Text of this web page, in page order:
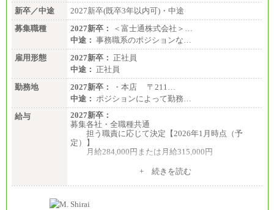
新卒／中途
2027新卒(既卒3年以内可)・中途
募集職種
2027新卒：
＜富士通株式会社＞…
中途： 事務職系のポジションな…
雇用形態
2027新卒： 正社員
中途： 正社員
勤務地
2027新卒：
・本店 〒211…
中途： ポジションによって勤務…
給与
2027新卒：
募集各社・全職種共通
担う職責に応じて決定【2026年1月時点（予
定）】
月給284,000円または月給315,000円
※入社後早期から、自律的な業務遂行が求めら
す。
い職責を担う方については、さらに高い金額を個別
+ 続きを読む